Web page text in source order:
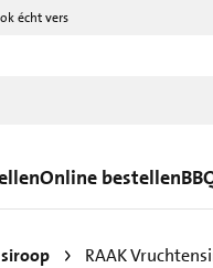
écht vers
Online bestellen
RAAK